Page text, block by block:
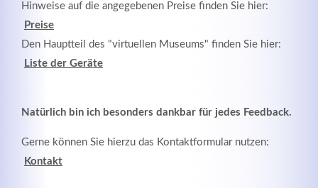
Hinweise auf die angegebenen Preise finden Sie hier:
Preise
Den Hauptteil des "virtuellen Museums" finden Sie hier:
Liste der Geräte
Natürlich bin ich besonders dankbar für jedes Feedback.
Gerne können Sie hierzu das Kontaktformular nutzen:
Kontakt
elit. Aenean commodo ligula eget dolor.